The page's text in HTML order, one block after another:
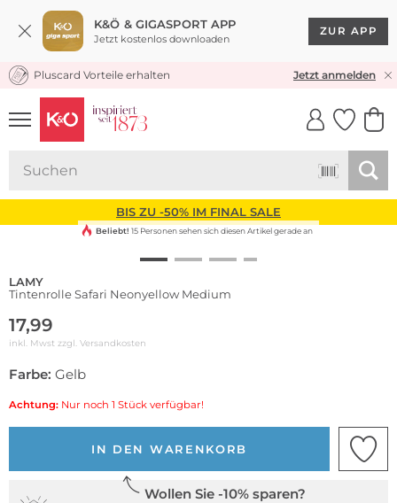
K&Ö & GIGASPORT APP
Jetzt kostenlos downloaden
ZUR APP
KOSTENLOSER VERSAND* & RÜCKVERSAND
Pluscard Vorteile erhalten Jetzt anmelden
UNSERE APP
CLICK &
BIS ZU -50% IM FINAL SALE
Beliebt! 15 Personen sehen sich diesen Artikel gerade an
LAMY
Tintenrolle Safari Neonyellow Medium
17,99
inkl. Mwst zzgl. Versandkosten
Farbe: Gelb
Achtung: Nur noch 1 Stück verfügbar!
IN DEN WARENKORB
Wollen Sie -10% sparen?